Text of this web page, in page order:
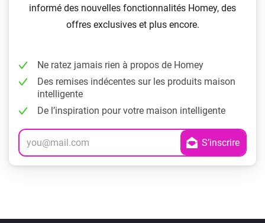
informé des nouvelles fonctionnalités Homey, des
offres exclusives et plus encore.
Ne ratez jamais rien à propos de Homey
Des remises indécentes sur les produits maison
intelligente
De l’inspiration pour votre maison intelligente